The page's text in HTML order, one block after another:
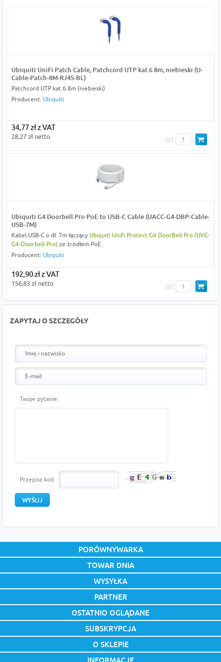
Ubiquiti UniFi Patch Cable, Patchcord UTP kat.6 8m, niebieski (U-
Cable-Patch-8M-RJ45-BL)
Patchcord UTP kat.6 8m (niebieski)
Producent: Ubiquiti
34,77 zł z VAT
28,27 zł netto szt
Ubiquiti G4 Doorbell Pro PoE to USB-C Cable (UACC-G4-DBP-Cable-
USB-7M)
Kabel USB-C o dł. 7m łączący Ubiquiti UniFi Protect G4 DoorBell Pro (UVC-
G4-Doorbell-Pro) ze źródłem PoE
Producent: Ubiquiti
192,90 zł z VAT
156,83 zł netto szt
ZAPYTAJ O SZCZEGÓŁY
Twoje pytanie:
Przepisz kod
PORÓWNYWARKA
TOWAR DNIA
WYSYŁKA
PARTNER
OSTATNIO OGLĄDANE
SUBSKRYPCJA
O SKLEPIE
INFORMACJE